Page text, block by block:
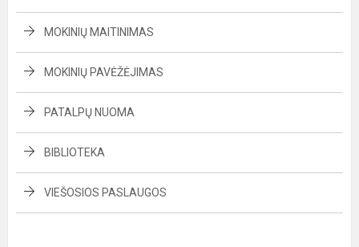
MOKINIŲ MAITINIMAS
MOKINIŲ PAVĖŽĖJIMAS
PATALPŲ NUOMA
BIBLIOTEKA
VIEŠOSIOS PASLAUGOS